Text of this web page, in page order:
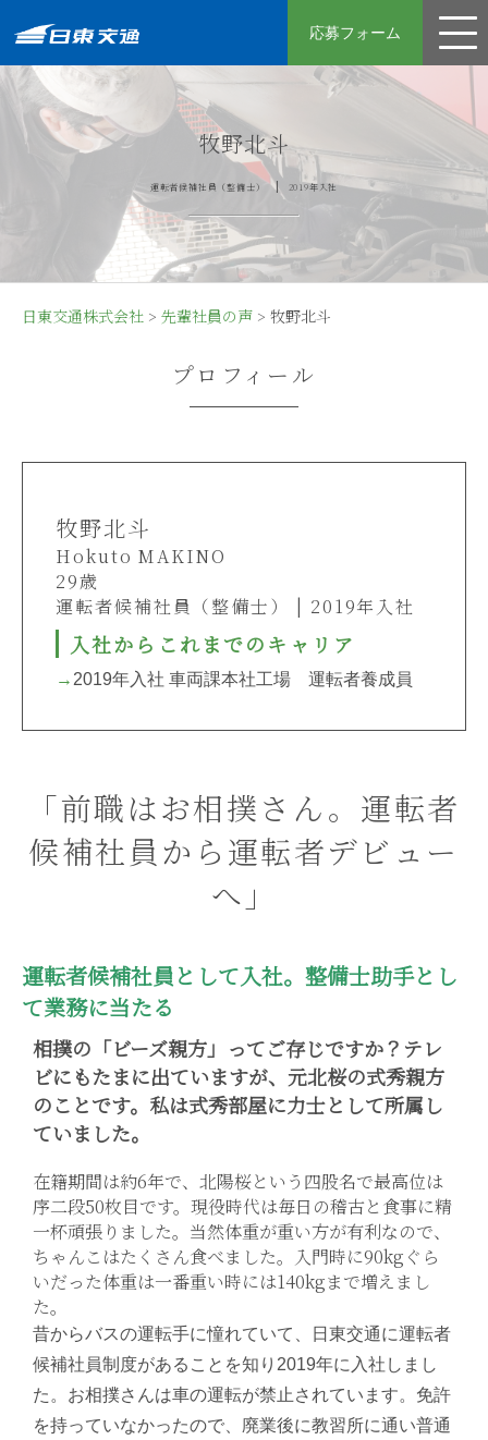
応募フォーム
運転手
整備士
先輩社員の声
採用フロー
日東交通の強み
牧野北斗
運転者候補社員（整備士） 2019年入社
日東交通株式会社 > 先輩社員の声 > 牧野北斗
プロフィール
牧野北斗
Hokuto MAKINO
29歳
運転者候補社員（整備士） | 2019年入社
入社からこれまでのキャリア
→ 2019年入社 車両課本社工場 運転者養成員
「前職はお相撲さん。運転者
候補社員から運転者デビュー
へ」
運転者候補社員として入社。整備士助手とし
て業務に当たる
相撲の「ビーズ親方」ってご存じですか？テレ
ビにもたまに出ていますが、元北桜の式秀親方
のことです。私は式秀部屋に力士として所属し
ていました。
在籍期間は約6年で、北陽桜という四股名で最高位は
序二段50枚目です。現役時代は毎日の稽古と食事に精
一杯頑張りました。当然体重が重い方が有利なので、
ちゃんこはたくさん食べました。入門時に90kgぐら
いだった体重は一番重い時には140kgまで増えまし
た。
昔からバスの運転手に憧れていて、日東交通に運転者
候補社員制度があることを知り2019年に入社しまし
た。お相撲さんは車の運転が禁止されています。免許
を持っていなかったので、廃業後に教習所に通い普通